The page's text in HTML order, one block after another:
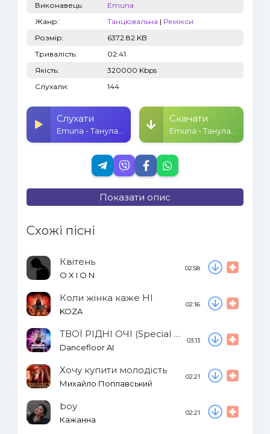
Виконавець:
Emuna
Жанр:
Танцювальна | Ремікси
Розмір:
6372.82 KB
Тривалість:
02:41
Якість:
320000 Kbps
Слухали:
144
Слухати Скачати
Показати опис
Схожі пісні
Квітень
O X I O N
02:58
Коли жінка каже НІ
KOZA
02:16
ТВОЇ РІДНІ ОЧІ (Special Version)
Dancefloor AI
03:13
Хочу купити молодість
Михайло Поплавський
02:21
boy
Кажанна
02:21